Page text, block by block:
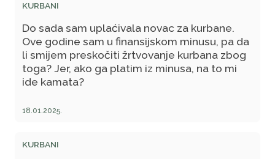
KURBANI
Do sada sam uplaćivala novac za kurbane.
Ove godine sam u finansijskom minusu, pa da
li smijem preskočiti žrtvovanje kurbana zbog
toga? Jer, ako ga platim iz minusa, na to mi
ide kamata?
18.01.2025.
KURBANI